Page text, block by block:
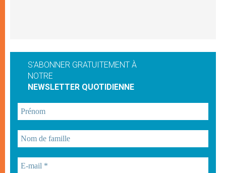
S'ABONNER GRATUITEMENT À
NOTRE
NEWSLETTER QUOTIDIENNE